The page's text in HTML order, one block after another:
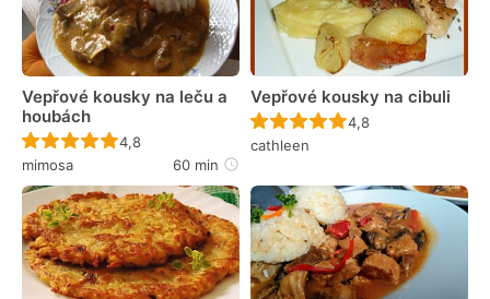
Vepřové kousky na leču a
houbách
Recept ještě nebyl hodnocen
4,8
mimosa
60 min
Vepřové kousky na cibuli
Recept ještě nebyl
4,8
cathleen